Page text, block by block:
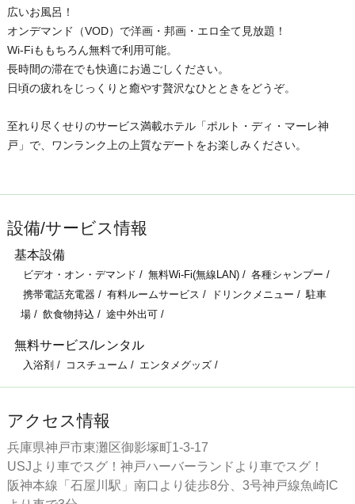
広いお風呂！
オンデマンド（VOD）で洋画・邦画・エロ全て見放題！
Wi-Fiももちろん無料で利用可能。
長時間の滞在でも快適にお過ごしください。
日頃の疲れをじっくりと癒やす贅沢なひとときをどうぞ。
至れり尽くせりのサービス満載ホテル「ポルト・ディ・マーレ神
戸」で、ワンランク上の上質なデートをお楽しみください。
設備/サービス情報
基本設備
ビデオ・オン・デマンド 無料Wi-Fi(無線LAN)
各種シャンプー
携帯電話充電器
有料ルームサービス ドリンクメニュー
駐車
場
飲食物持込 途中外出可
無料サービス/レンタル
入浴剤 コスチューム エンタメグッズ
アクセス情報
兵庫県神戸市東灘区御影塚町1-3-17
USJより車でスグ！神戸ハーバーランドより車でスグ！
阪神本線「石屋川駅」南口より徒歩8分、3号神戸線魚崎IC